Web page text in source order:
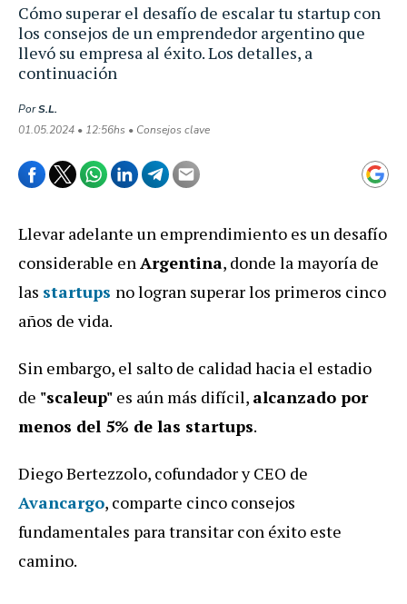
Cómo superar el desafío de escalar tu startup con
los consejos de un emprendedor argentino que
llevó su empresa al éxito. Los detalles, a
continuación
PorS.L.
01.05.2024 • 12:56hs • Consejos clave
Llevar adelante un emprendimiento es un desafío
considerable enArgentina, donde la mayoría de
las startups no logran superar los primeros cinco
años de vida.
Sin embargo, el salto de calidad hacia el estadio
de "scaleup" es aún más difícil, alcanzado por
menos del 5% de las startups.
Diego Bertezzolo, cofundador y CEO de
Avancargo, comparte cinco consejos
fundamentales para transitar con éxito este
camino.